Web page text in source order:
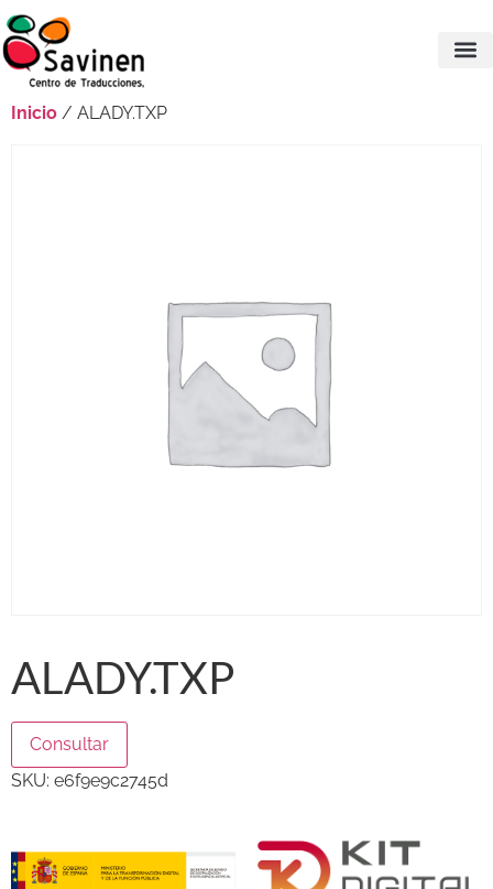
Inicio / ALADY.TXP
ALADY.TXP
Consultar
SKU: e6f9e9c2745d